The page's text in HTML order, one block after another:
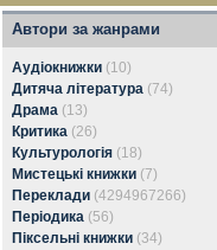
Автори за жанрами
Аудіокнижки (10)
Дитяча література (74)
Драма (13)
Критика (26)
Культурологія (18)
Мистецькі книжки (7)
Переклади (4294967266)
Періодика (56)
Піксельні книжки (34)